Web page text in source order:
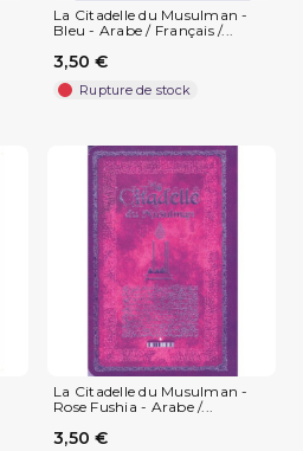
La Citadelle du Musulman -
Bleu - Arabe / Français /...
3,50 €
Rupture de stock
La Citadelle du Musulman -
Rose Fushia - Arabe /...
3,50 €